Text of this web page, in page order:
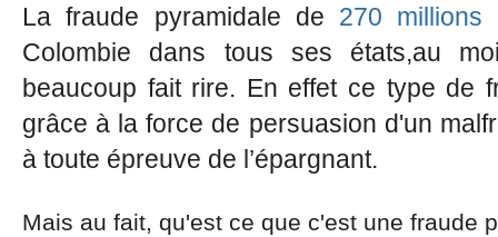
La fraude pyramidale de 270 millions
Colombie dans tous ses états,au
beaucoup fait rire. En effet ce type de
grâce à la force de persuasion d'un
à toute épreuve de l’épargnant.
Mais au fait, qu'est ce que c'est une fraude